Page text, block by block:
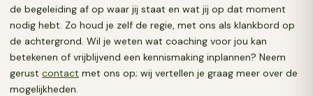
de begeleiding af op waar jij staat en wat jij op dat moment
nodig hebt. Zo houd je zelf de regie, met ons als klankbord op
de achtergrond. Wil je weten wat coaching voor jou kan
betekenen of vrijblijvend een kennismaking inplannen? Neem
gerust contact met ons op; wij vertellen je graag meer over de
mogelijkheden.